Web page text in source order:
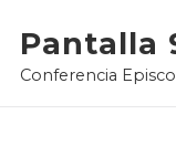
content
Pantalla
Conferencia